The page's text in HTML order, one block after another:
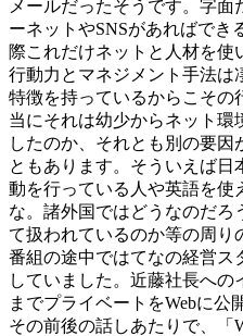
メールだったそうです。字
ーネットやSNSがあればでき
際これだけネットと人材を使
行動力とマネジメント手法は
特徴を持っているからこその
当にそれは幼少からネット環
したのか、それとも別の要因
ともあります。そういえば
動を行っている人や英語を使
な。諸外国ではどうなのだろ
て扱われているのか等の周り
番組の途中ではてなの経営ス
していました。近藤社長への
までプライベートをWebに
その前後の話しあたりで、「